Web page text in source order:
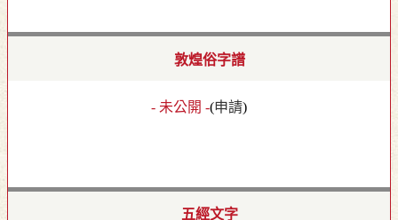
敦煌俗字譜
- 未公開 -(申請)
五經文字